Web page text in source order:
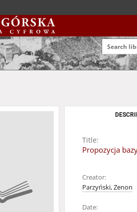
Title:
Propozycja
Creator:
Parzyński, Zenon
Date: